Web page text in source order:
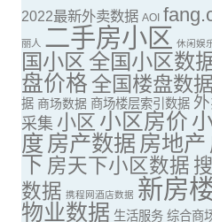
2022最新外卖数据 AOI
丽人 二手房小区 休闲娱
国小区 全国小区数
盘价格 全国楼盘数
据 商场数据 商场楼层索引数据
采集 小区 小区房价
度 房产数据 房地产
下 房天下小区数据
数据 携程网酒店数据 新房
物业数据 生活服务 综合商